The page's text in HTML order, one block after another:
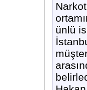
ünlü